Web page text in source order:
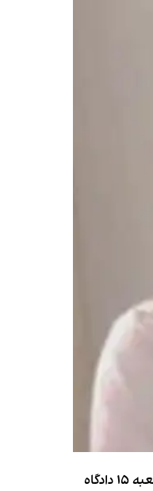
اطلاعات رسیده به ایران‌اینترنشنال از برگزاری محاکمه‌های دسته‌جمعی و آنلاین بازداشت‌شدگان انقلاب ملی حکایت دارد. بر اساس گزارش‌ها، ابوالقاسم صلواتی، رییس شعبه ۱۵ دادگاه